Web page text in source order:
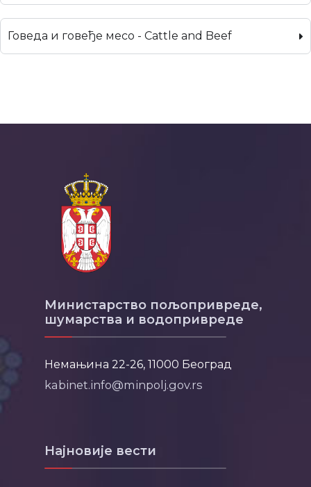
Говеда и говеђе месо - Cattle and Beef
Министарство пољопривреде,
шумарства и водопривреде
Немањина 22-26, 11000 Београд
kabinet.info@minpolj.gov.rs
Најновије вести